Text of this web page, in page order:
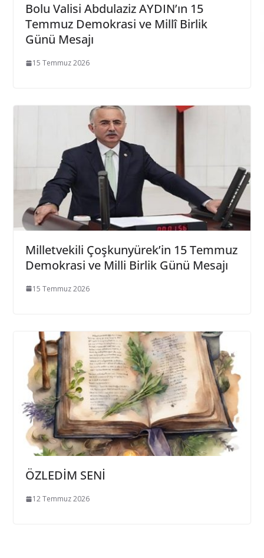
Bolu Valisi Abdulaziz AYDIN’ın 15
Temmuz Demokrasi ve Millî Birlik
Günü Mesajı
15 Temmuz 2026
Milletvekili Çoşkunyürek’in 15 Temmuz
Demokrasi ve Milli Birlik Günü Mesajı
15 Temmuz 2026
ÖZLEDİM SENİ
12 Temmuz 2026